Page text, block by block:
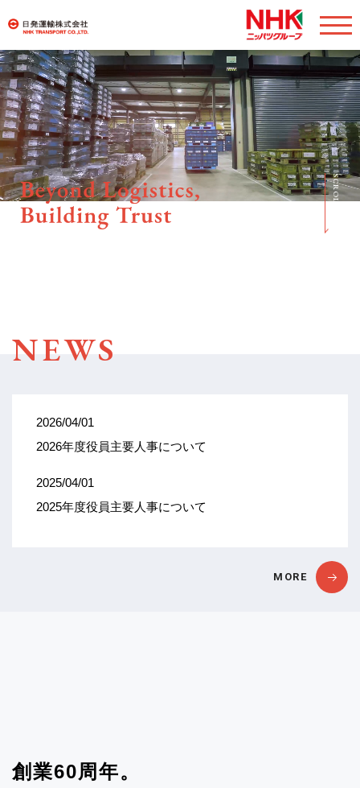
SERVICE
サービス
COMPANY
会社情報
BASE
国内・海外拠点
RECRUIT
採用情報
SCROLL
NEWS
2026/04/01
2026年度役員主要人事について
2025/04/01
2025年度役員主要人事について
MORE
創業60周年。